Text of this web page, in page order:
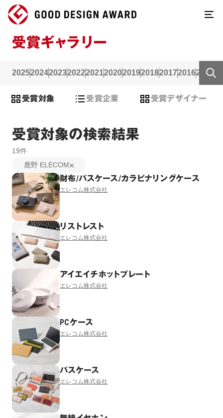
受賞ギャラリー
20252024202320222021202020192018201720162015
受賞対象 受賞企業 受賞デザイナー
受賞対象の検索結果
19件
鹿野 ELECOM
財布/パスケース/カラビナリングケース
エレコム株式会社
リストレスト
エレコム株式会社
アイエイチホットプレート
エレコム株式会社
PCケース
エレコム株式会社
パスケース
エレコム株式会社